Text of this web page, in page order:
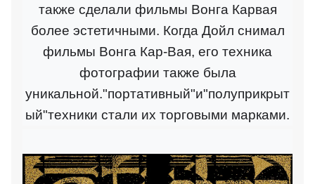
также сделали фильмы Вонга Карвая
более эстетичными. Когда Дойл снимал
фильмы Вонга Кар-Вая, его техника
фотографии также была
уникальной."портативный"и"полуприкрыт
ый"техники стали их торговыми марками.